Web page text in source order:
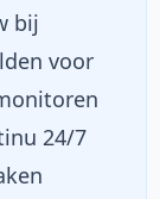
bij
voor
24/7